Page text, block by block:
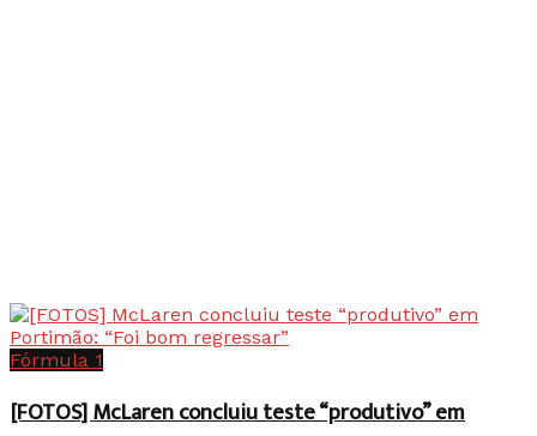
Fórmula 1
[FOTOS] McLaren concluiu teste “produtivo” em